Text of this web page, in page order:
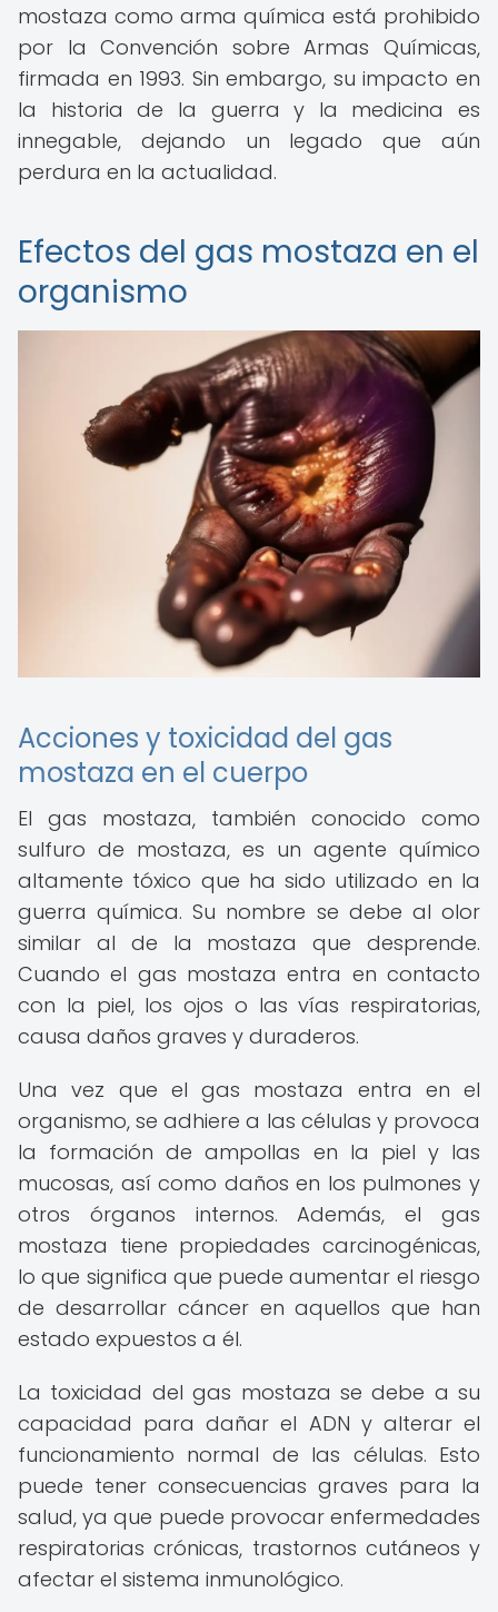
mostaza como arma química está prohibido
por la Convención sobre Armas Químicas,
firmada en 1993. Sin embargo, su impacto en
la historia de la guerra y la medicina es
innegable, dejando un legado que aún
perdura en la actualidad.
Efectos del gas mostaza en el
organismo
Acciones y toxicidad del gas
mostaza en el cuerpo
El gas mostaza, también conocido como
sulfuro de mostaza, es un agente químico
altamente tóxico que ha sido utilizado en la
guerra química. Su nombre se debe al olor
similar al de la mostaza que desprende.
Cuando el gas mostaza entra en contacto
con la piel, los ojos o las vías respiratorias,
causa daños graves y duraderos.
Una vez que el gas mostaza entra en el
organismo, se adhiere a las células y provoca
la formación de ampollas en la piel y las
mucosas, así como daños en los pulmones y
otros órganos internos. Además, el gas
mostaza tiene propiedades carcinogénicas,
lo que significa que puede aumentar el riesgo
de desarrollar cáncer en aquellos que han
estado expuestos a él.
La toxicidad del gas mostaza se debe a su
capacidad para dañar el ADN y alterar el
funcionamiento normal de las células. Esto
puede tener consecuencias graves para la
salud, ya que puede provocar enfermedades
respiratorias crónicas, trastornos cutáneos y
afectar el sistema inmunológico.